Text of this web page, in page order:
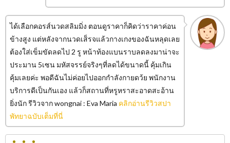
ได้เลือกคอรส์นวดสลิมมิ่ง ตอนดูราคาก็คิดว่าราคาค่อน
ข้างสูง แต่หลังจากนวดเส็รจแล้วกางเกงของฉันหลุดเลย
ต้องใส่เข็มขัดลดไป 2 รู หน้าท้องแบนราบลดลงมาน่าจะ
ประมาน 5เซน มหัสจรรย์จริงๆที่ลดได้ขนาดนี้ คุ้มเกิน
คุ้มเลยค่ะ พอดีฉันไม่ค่อยไปออกกำลังกายดว้ย พนักงาน
บริการดีเป็นกันเอง แล้วก็สถานที่หรูหราสะอาดสะอ้าน
ยิ่งนัก รีวิวจาก wongnai : Eva Maria คลิกอ่านรีวิวสปา
พัทยาฉบับเต็มที่นี่